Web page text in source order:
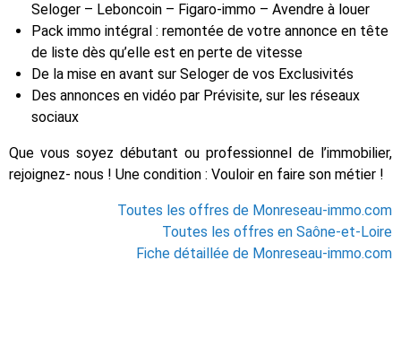
Seloger – Leboncoin – Figaro-immo – Avendre à louer
Pack immo intégral : remontée de votre annonce en tête
de liste dès qu’elle est en perte de vitesse
De la mise en avant sur Seloger de vos Exclusivités
Des annonces en vidéo par Prévisite, sur les réseaux
sociaux
Que vous soyez débutant ou professionnel de l’immobilier,
rejoignez- nous ! Une condition : Vouloir en faire son métier !
Toutes les offres de Monreseau-immo.com
Toutes les offres en Saône-et-Loire
Fiche détaillée de Monreseau-immo.com